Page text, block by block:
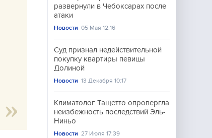
развернули в Чебоксарах после
атаки
Новости 05 Мая 12:16
Суд признал недействительной
покупку квартиры певицы
Долиной
Новости 13 Декабря 10:17
Климатолог Тащетто опровергла
неизбежность последствий Эль-
Ниньо
Новости 27 Июля 17:39